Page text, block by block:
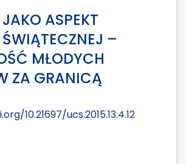
ASPEKT
ŚWIĄTECZNEJ –
MŁODYCH
ZA GRANICĄ
10.21697/ucs.2015.13.4.12